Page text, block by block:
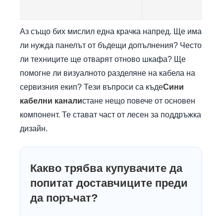
Аз също бих мислил една крачка напред. Ще има
ли нужда панелът от бъдещи допълнения? Често
ли техниците ще отварят отново шкафа? Ще
помогне ли визуалното разделяне на кабела на
сервизния екип? Тези въпроси са къдеСини
кабелни каналистане нещо повече от основен
компонент. Те стават част от лесен за поддръжка
дизайн.
Какво трябва купувачите да
попитат доставчиците преди
да поръчат?